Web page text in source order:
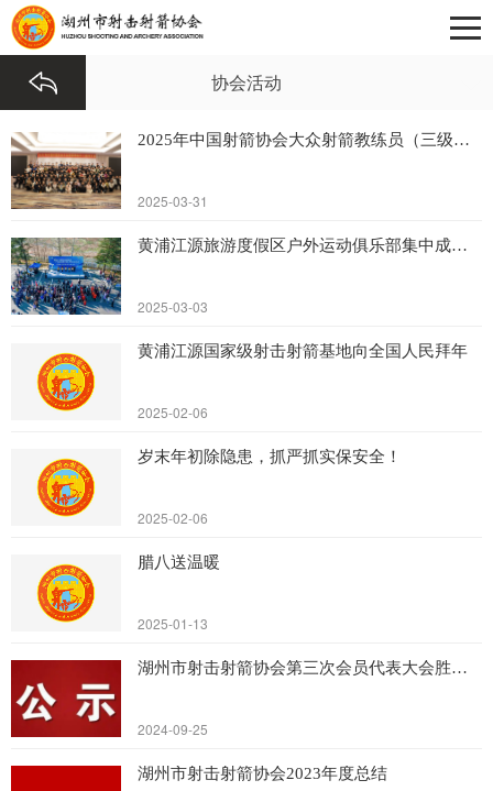
协会活动
2025年中国射箭协会大众射箭教练员（三级）培训班圆满结束！
2025-03-31
黄浦江源旅游度假区户外运动俱乐部集中成立仪式暨篮球邀请赛盛大开幕
2025-03-03
黄浦江源国家级射击射箭基地向全国人民拜年
2025-02-06
岁末年初除隐患，抓严抓实保安全！
2025-02-06
腊八送温暖
2025-01-13
湖州市射击射箭协会第三次会员代表大会胜利召开
2024-09-25
湖州市射击射箭协会2023年度总结